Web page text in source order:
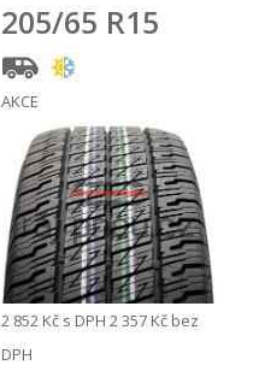
205/65 R15
AKCE
2 852 Kč s DPH 2 357 Kč bez
DPH